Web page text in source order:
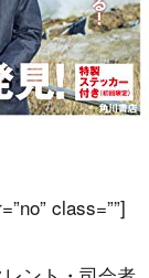
class=””]